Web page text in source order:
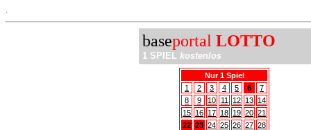
baseportal LOTTO
1 SPIEL kostenlos
Nur 1 Spiel
1
2 3 4 5 6
7
8
9 10 11 12 13 14
15 16 17 18 19 20 21
22 23 24 25 26 27 28